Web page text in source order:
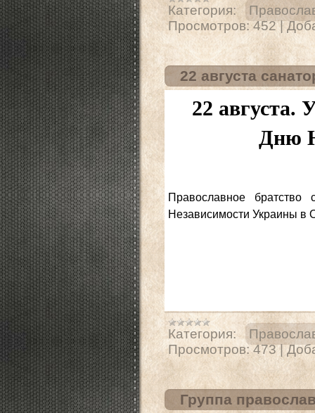
Категория:
Просмотров: 452 |
22 августа
22 августа.
Дню
Православное
Независимости Украины в
Категория:
Просмотров: 473 |
Группа